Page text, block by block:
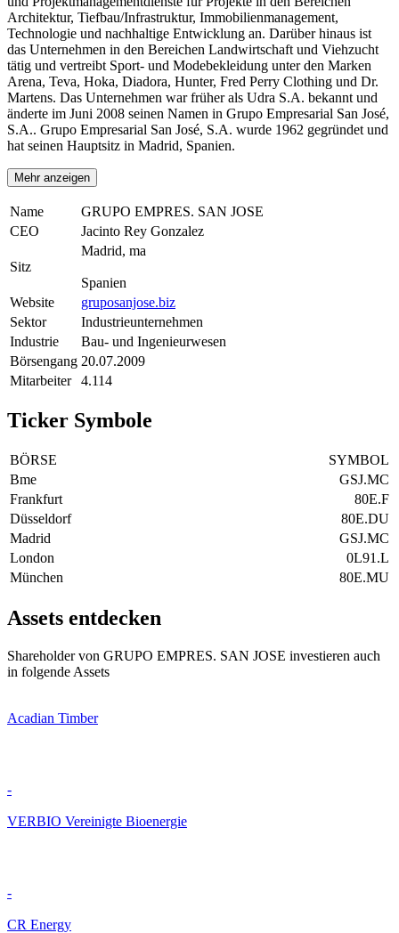
Architektur, Tiefbau/Infrastruktur, Immobilienmanagement,
Technologie und nachhaltige Entwicklung an. Darüber hinaus ist
das Unternehmen in den Bereichen Landwirtschaft und Viehzucht
tätig und vertreibt Sport- und Modebekleidung unter den Marken
Arena, Teva, Hoka, Diadora, Hunter, Fred Perry Clothing und Dr.
Martens. Das Unternehmen war früher als Udra S.A. bekannt und
änderte im Juni 2008 seinen Namen in Grupo Empresarial San José,
S.A.. Grupo Empresarial San José, S.A. wurde 1962 gegründet und
hat seinen Hauptsitz in Madrid, Spanien.
Mehr anzeigen
Name
GRUPO EMPRES. SAN JOSE
CEO
Jacinto Rey Gonzalez
Sitz
Madrid, ma
Spanien
Website
gruposanjose.biz
Sektor
Industrieunternehmen
Industrie
Bau- und Ingenieurwesen
Börsengang 20.07.2009
Mitarbeiter
4.114
Ticker Symbole
BÖRSE
SYMBOL
Bme
GSJ.MC
Frankfurt
80E.F
Düsseldorf
80E.DU
Madrid
GSJ.MC
London
0L91.L
München
80E.MU
Assets entdecken
Shareholder von GRUPO EMPRES. SAN JOSE investieren auch
in folgende Assets
Acadian Timber
-
VERBIO Vereinigte Bioenergie
-
CR Energy